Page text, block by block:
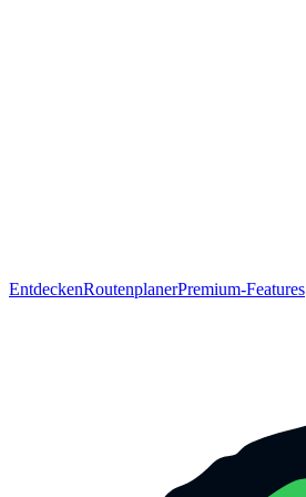
EntdeckenRoutenplanerPremium-Features